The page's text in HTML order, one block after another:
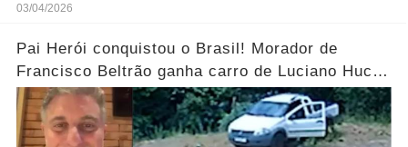
03/04/2026
Pai Herói conquistou o Brasil! Morador de
Francisco Beltrão ganha carro de Luciano Huck
após vídeo dos filhos viralizar.... Ver mais